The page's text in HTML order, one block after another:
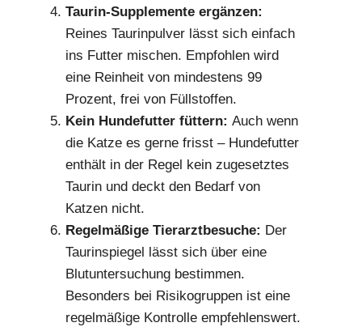
Taurin-Supplemente ergänzen:
Reines Taurinpulver lässt sich einfach
ins Futter mischen. Empfohlen wird
eine Reinheit von mindestens 99
Prozent, frei von Füllstoffen.
Kein Hundefutter füttern: Auch wenn
die Katze es gerne frisst – Hundefutter
enthält in der Regel kein zugesetztes
Taurin und deckt den Bedarf von
Katzen nicht.
Regelmäßige Tierarztbesuche: Der
Taurinspiegel lässt sich über eine
Blutuntersuchung bestimmen.
Besonders bei Risikogruppen ist eine
regelmäßige Kontrolle empfehlenswert.